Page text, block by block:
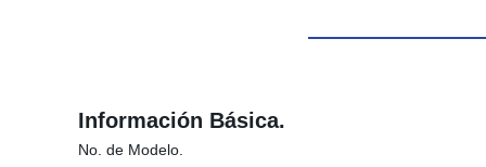
Información Básica.
No. de Modelo.